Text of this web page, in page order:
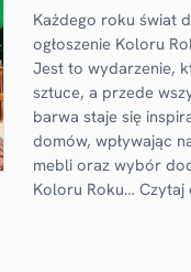
Każdego roku świat
ogłoszenie Koloru
Jest to wydarzenie,
sztuce, a przede
barwa staje się
domów, wpływając
mebli oraz wybór
Koloru Roku…